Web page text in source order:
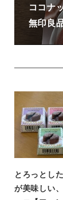
ココナ
無印良
とろっとし
が美味しい